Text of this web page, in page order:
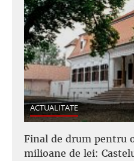
ACTUALITATE
Final de drum pentru
milioane de lei: